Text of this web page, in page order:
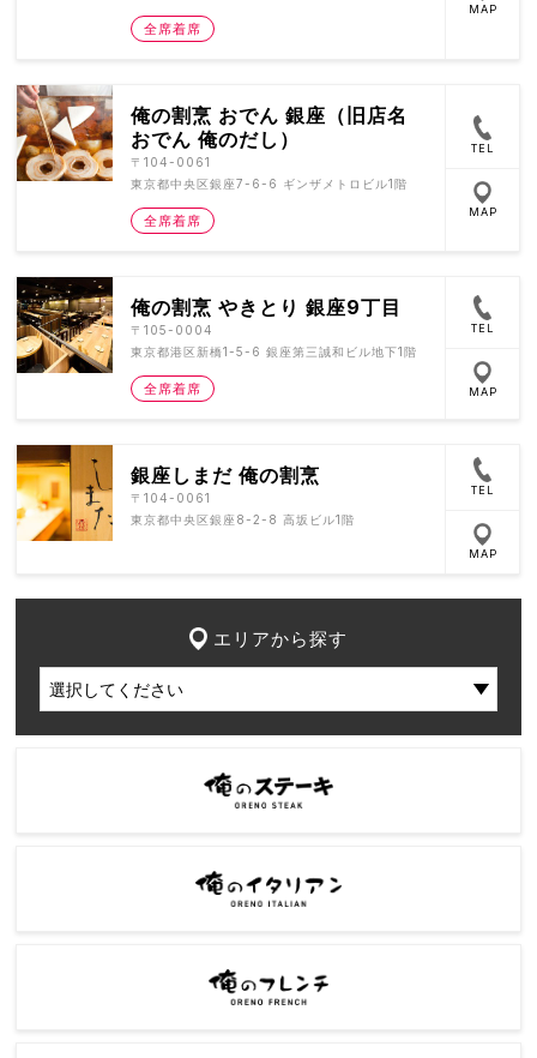
全席着席
MAP
俺の割烹 おでん 銀座（旧店名
おでん 俺のだし）
〒104-0061
東京都中央区銀座7-6-6 ギンザメトロビル1階
全席着席
TEL
MAP
俺の割烹 やきとり 銀座9丁目
〒105-0004
東京都港区新橋1-5-6 銀座第三誠和ビル地下1階
全席着席
TEL
MAP
銀座しまだ 俺の割烹
〒104-0061
東京都中央区銀座8-2-8 高坂ビル1階
TEL
MAP
エリアから探す